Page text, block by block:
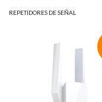
REPETIDORES DE SEÑAL